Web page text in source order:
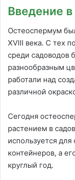
Введение в
Остеоспермум
XVIII века. С тех
среди садоводов
разнообразным
работали над
различной
Сегодня
растением в
используется
контейнеров, а
круглый год.